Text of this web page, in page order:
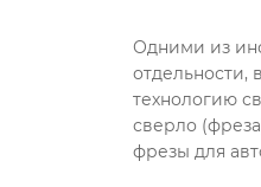
Одними из
отдельности,
технологию
сверло
фрезы для